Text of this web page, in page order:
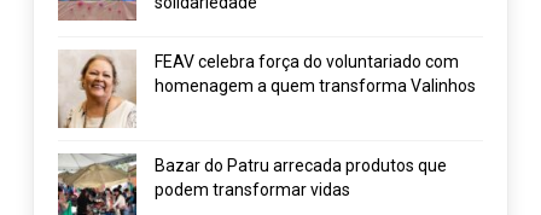
FEAV celebra força do voluntariado com
homenagem a quem transforma Valinhos
Bazar do Patru arrecada produtos que
podem transformar vidas